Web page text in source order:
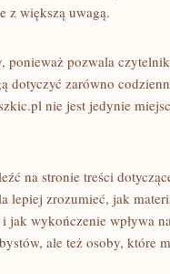
z większą uwagą.
pozwala
dotyczyć zarówno
nie jest jedynie
na stronie treści
zrozumieć, jak
jak wykończenie wpływa
ale też osoby, które